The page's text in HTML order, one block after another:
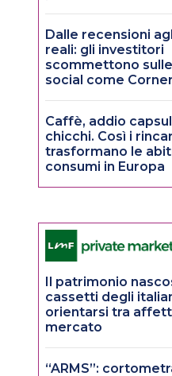
Dalle recensioni
reali: gli investitori
scommettono
social come Corner
Caffè, addio
chicchi. Così i
trasformano le
consumi in Europa
Il patrimonio
cassetti degli
orientarsi tra
mercato
“ARMS”: